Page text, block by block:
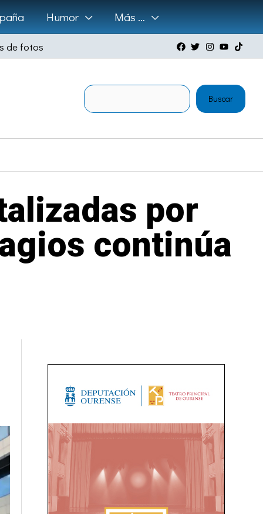
Humor Más …
de fotos
Buscar
por
continúa